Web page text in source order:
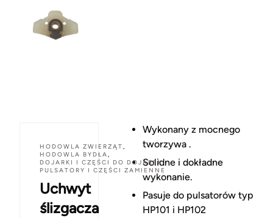
HODOWLA ZWIERZĄT,
HODOWLA BYDŁA,
DOJARKI I CZĘŚCI DO DOJAREK,
PULSATORY I CZĘŚCI ZAMIENNE
Uchwyt
ślizgacza
Wykonany z mocnego
tworzywa .
Solidne i dokładne
wykonanie.
Pasuje do pulsatorów typ
HP101 i HP102